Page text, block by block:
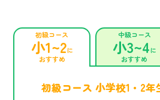
初級コース
小1~2に
おすすめ
中級コース
小3~4に
おすすめ
初級コース 小学校1・2年